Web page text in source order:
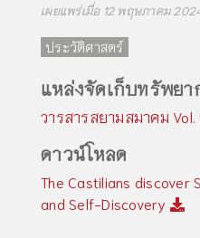
เผยแพร่เมื่อ 12 พฤษภาคม
ประวัติศาสตร์
แหล่งจัดเก็บทรัพย
วารสารสยามสมาคม
ดาวน์โหลด
The Castilians discover
and Self-Discovery